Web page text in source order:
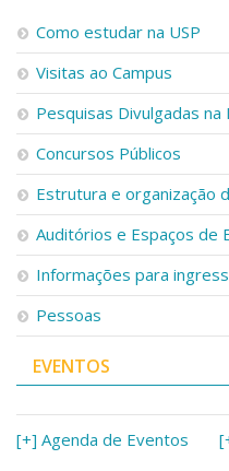
Como estudar na USP
Visitas ao Campus
Pesquisas Divulgadas na
Concursos Públicos
Estrutura e organização
Auditórios e Espaços de
Informações para
Pessoas
EVENTOS
[+] Agenda de Eventos